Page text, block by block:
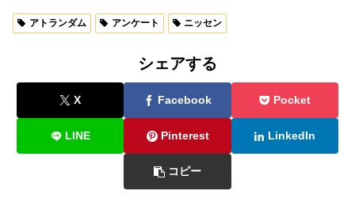
アトランダム アンケート ニッセン
シェアする
X Facebook Pocket
LINE Pinterest LinkedIn
コピー